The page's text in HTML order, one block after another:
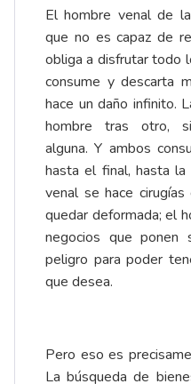
El hombre venal de
que no es capaz de
obliga a disfrutar todo
consume y descarta
hace un daño infinito.
hombre tras otro,
alguna. Y ambos
hasta el final, hasta la
venal se hace
quedar deformada; el
negocios que
peligro para poder
que desea.
Pero eso es
La búsqueda de